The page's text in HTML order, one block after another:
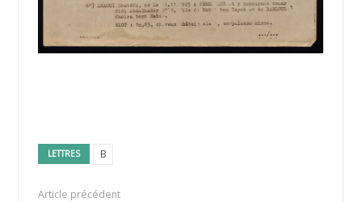
LETTRES B
Article précédent